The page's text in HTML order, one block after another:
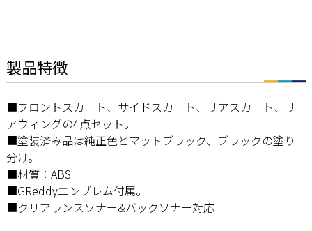
製品特徴
■フロントスカート、サイドスカート、リアスカート、リ
アウィングの4点セット。
■塗装済み品は純正色とマットブラック、ブラックの塗り
分け。
■材質：ABS
■GReddyエンブレム付属。
■クリアランスソナー&バックソナー対応